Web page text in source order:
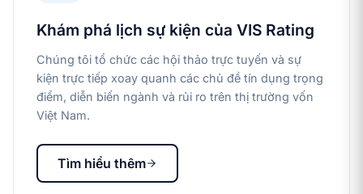
Khám phá lịch sự kiện của VIS Rating
Chúng tôi tổ chức các hội thảo trực tuyến và sự
kiện trực tiếp xoay quanh các chủ đề tín dụng trọng
điểm, diễn biến ngành và rủi ro trên thị trường vốn
Việt Nam.
Tìm hiểu thêm